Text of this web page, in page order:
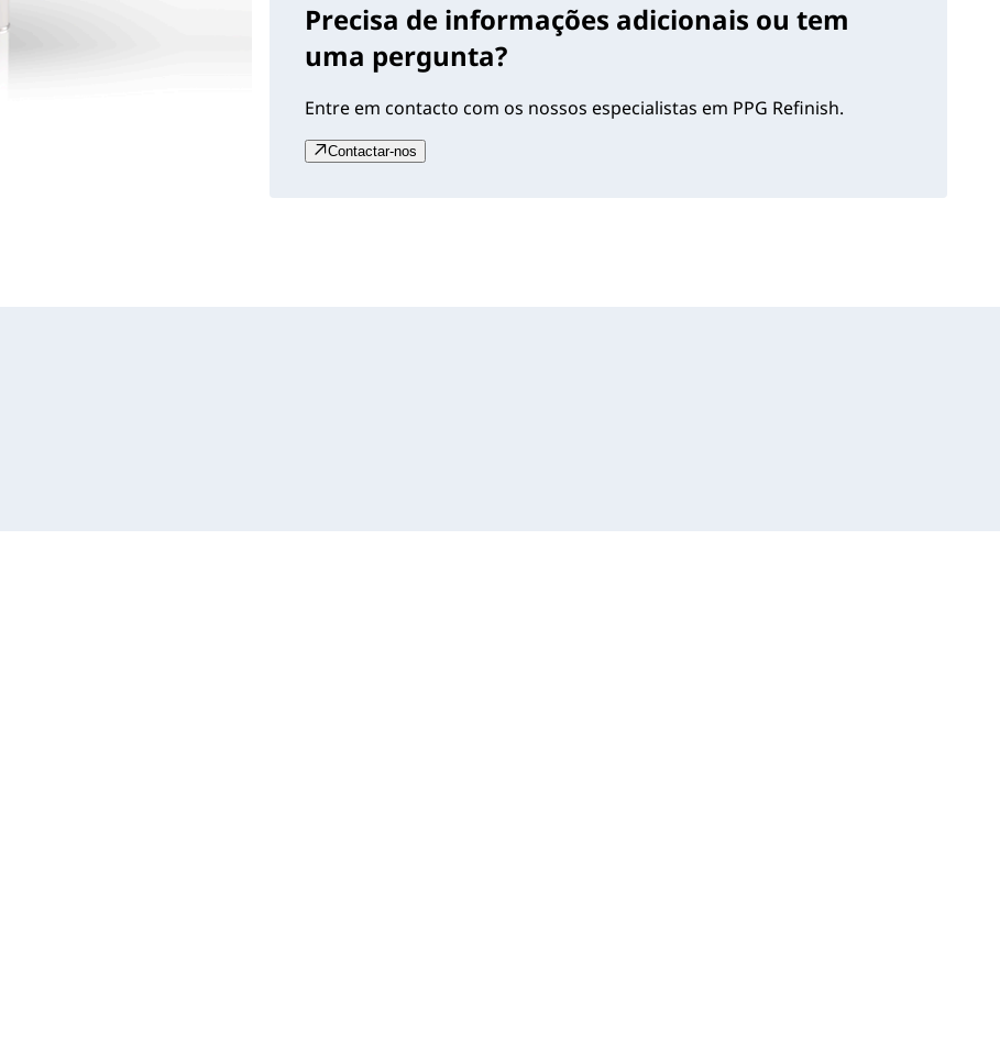
Precisa de informações adicionais ou tem
uma pergunta?
Entre em contacto com os nossos especialistas em PPG Refinish.
Contactar-nos